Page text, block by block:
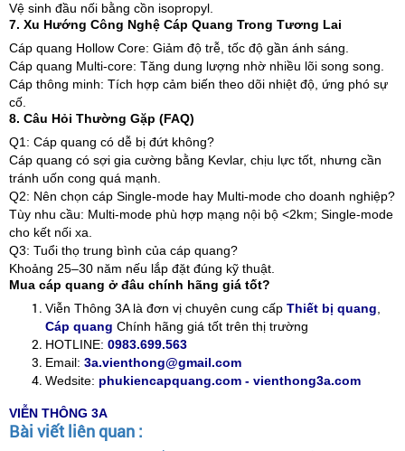
Vệ sinh đầu nối bằng cồn isopropyl.
7. Xu Hướng Công Nghệ Cáp Quang Trong Tương Lai
Cáp quang Hollow Core: Giảm độ trễ, tốc độ gần ánh sáng.
Cáp quang Multi-core: Tăng dung lượng nhờ nhiều lõi song song.
Cáp thông minh: Tích hợp cảm biến theo dõi nhiệt độ, ứng phó sự
cố.
8. Câu Hỏi Thường Gặp (FAQ)
Q1: Cáp quang có dễ bị đứt không?
Cáp quang có sợi gia cường bằng Kevlar, chịu lực tốt, nhưng cần
tránh uốn cong quá mạnh.
Q2: Nên chọn cáp Single-mode hay Multi-mode cho doanh nghiệp?
Tùy nhu cầu: Multi-mode phù hợp mạng nội bộ <2km; Single-mode
cho kết nối xa.
Q3: Tuổi thọ trung bình của cáp quang?
Khoảng 25–30 năm nếu lắp đặt đúng kỹ thuật.
Mua cáp quang ở đâu chính hãng giá tốt?
Viễn Thông 3A là đơn vị chuyên cung cấp Thiết bị quang
Cáp quang Chính hãng giá tốt trên thị trường
HOTLINE: 0983.699.563
Email: 3a.vienthong@gmail.com
Wedsite: phukiencapquang.com - vienthong3a.com
VIỄN THÔNG 3A
Bài viết liên quan :